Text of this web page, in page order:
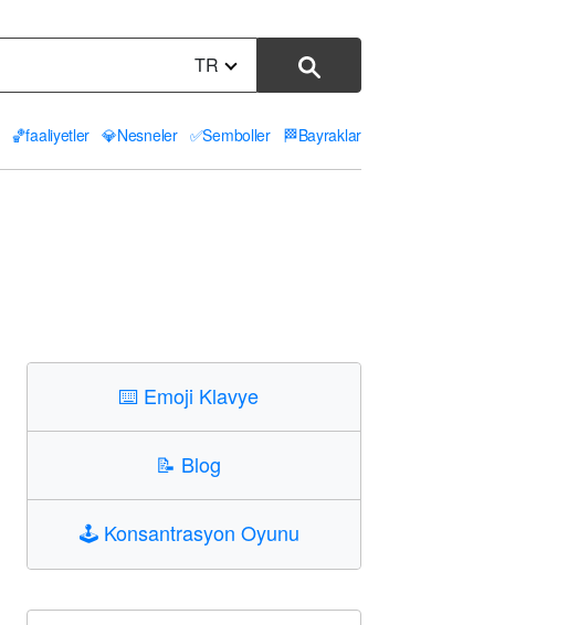
TR
🏀faaliyetler 💎Nesneler ✅Semboller 🏁Bayraklar
⌨️ Emoji Klavye
📝 Blog
🕹️ Konsantrasyon Oyunu